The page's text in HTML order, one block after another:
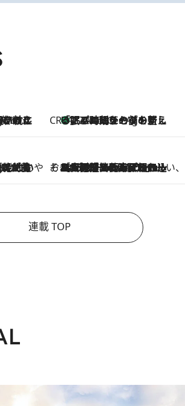
CREA'S CHOICE
17 Minutes Ago
「眠る時刻をセットする」——眠りの前を整える、バルミューダの新しいアプローチ
満喫 そおだよおこの関西おいしい、おやつ紀行
2026.8.9
［大阪府箕面市］一皿一皿目の前で仕上げられる、料理を巧みに組み込んだアシェットデセールコース「ミチル アシェット デセール（Michiru assiette dessert）」
連載 TOP